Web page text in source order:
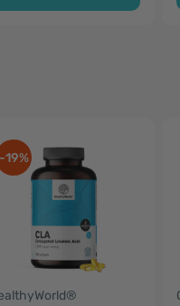
-19%